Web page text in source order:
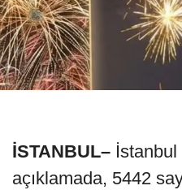
İSTANBUL– İstanbul
açıklamada, 5442